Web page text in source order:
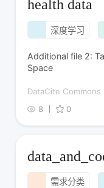
health data
深度学习
Additional file 2:
Space
DataCite Commons
8
0
需求分类